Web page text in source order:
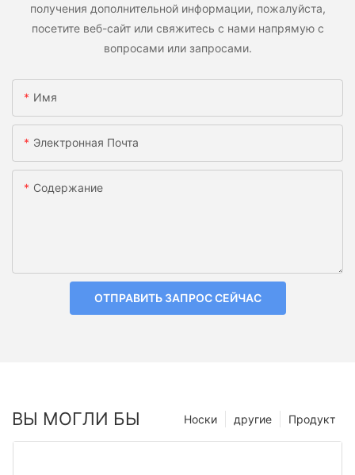
получения дополнительной информации, пожалуйста,
посетите веб-сайт или свяжитесь с нами напрямую с
вопросами или запросами.
Имя
Электронная Почта
Содержание
ОТПРАВИТЬ ЗАПРОС СЕЙЧАС
ВЫ МОГЛИ БЫ Продукт
другие
Носки